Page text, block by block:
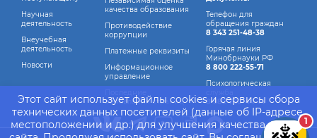
Этот сайт использует файлы cookies и сервисы сбора
технических данных посетителей (данные об IP-адресе,
местоположении и др.) для улучшения качества работы
Научная
деятельность
Внеучебная
деятельность
Новости
качества образования
Противодействие
коррупции
Платежные реквизиты
Информационное
управление
обновления страниц
Телефон для
обращения граждан
8 343 251-48-38
Горячая линия
Минобрнауки РФ
8 800 222-55-71
Психологическая
8 982 760-44-14
1